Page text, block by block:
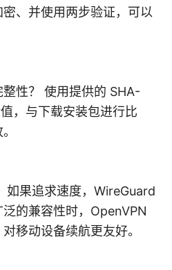
、并使用两步验证，可以
性？ 使用提供的 SHA-
，与下载安装包进行比
如果追求速度，WireGuard
的兼容性时，OpenVPN
移动设备续航更友好。